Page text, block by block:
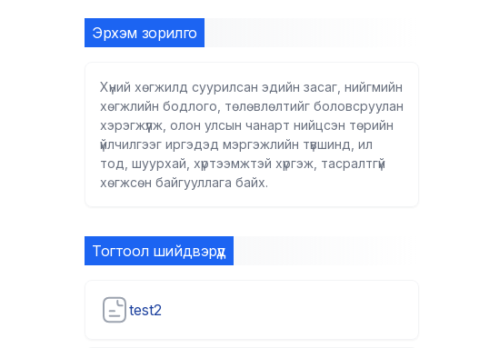
Эрхэм зорилго
Хүний хөгжилд суурилсан эдийн засаг, нийгмийн
хөгжлийн бодлого, төлөвлөлтийг боловсруулан
хэрэгжүүлж, олон улсын чанарт нийцсэн төрийн
үйлчилгээг иргэдэд мэргэжлийн түвшинд, ил
тод, шуурхай, хүртээмжтэй хүргэж, тасралтгүй
хөгжсөн байгууллага байх.
Тогтоол шийдвэрүүд
test2